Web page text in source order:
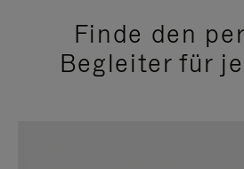
Finde den
Begleiter für